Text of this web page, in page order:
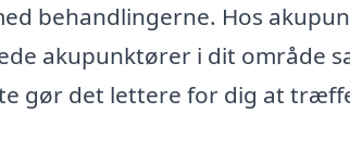
behandlingerne. Hos
akupunktører i dit område
gør det lettere for dig at